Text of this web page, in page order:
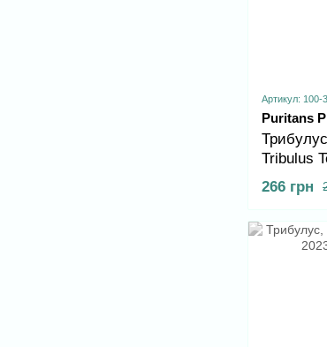
Артикул: 100-
Puritans
Tribulus
90 caps
266 грн